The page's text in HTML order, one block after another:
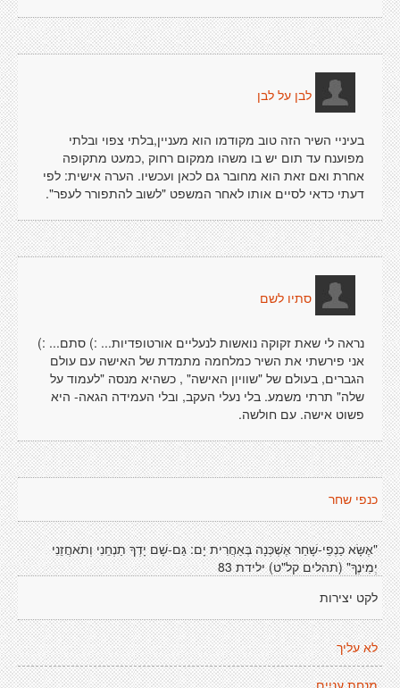
לבן על לבן
בעיניי השיר הזה טוב מקודמו הוא מעניין,בלתי צפוי ובלתי
מפוענח עד תום יש בו משהו ממקום רחוק ,כמעט מתקופה
אחרת ואם זאת הוא מחובר גם לכאן ועכשיו. הערה אישית: לפי
דעתי כדאי לסיים אותו לאחר המשפט "לשוב להתפורר לעפר".
סתיו לשם
נראה לי שאת זקוקה נואשות לנעליים אורטופדיות... :) סתם... :)
אני פירשתי את השיר כמלחמה מתמדת של האישה עם עולם
הגברים, בעולם של "שוויון האישה" , כשהיא מנסה "לעמוד על
שלה" תרתי משמע. בלי נעלי העקב, ובלי העמידה הגאה- היא
פשוט אישה. עם חולשה.
כנפי שחר
"אֶשָּׂא כַנְפֵי-שָׁחַר אֶשְׁכְּנָה בְּאַחֲרִית יָם: גַּם-שָׁם יָדְךָ תַנְחֵנִי וְתֹאחֲזֵנִי
יְמִינֶךָ" (תהלים קל"ט) ילידת 83
לקט יצירות
לא עליך